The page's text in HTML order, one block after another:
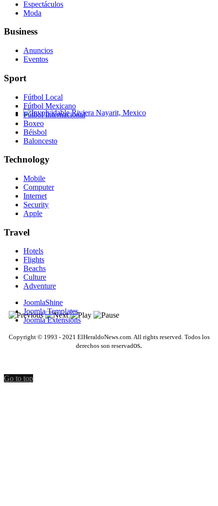
Involvidable Riviera Nayarit, Mexico
Espectáculos
Moda
Business
Anuncios
Eventos
Sport
Fútbol Local
Fútbol Mexicano
Fútbol Internacional
Boxeo
Béisbol
Baloncesto
Technology
Mobile
Computer
Internet
Security
Apple
Travel
Hotels
Flights
Beachs
Culture
Adventure
JoomlaShine
Joomla Templates
Joomla Extensions
Copyright © 1993 - 2021 ElHeraldoNews.com. All rights reserved. Todos los
derechos son reservados.
Go to top